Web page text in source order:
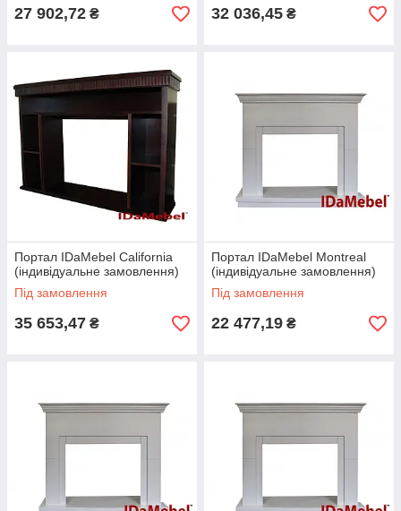
27 902,72 ₴ 32 036,45 ₴
Портал IDaMebel California
(індивідуальне замовлення)
Під замовлення
35 653,47 ₴
Портал IDaMebel Montreal
(індивідуальне замовлення)
Під замовлення
22 477,19 ₴